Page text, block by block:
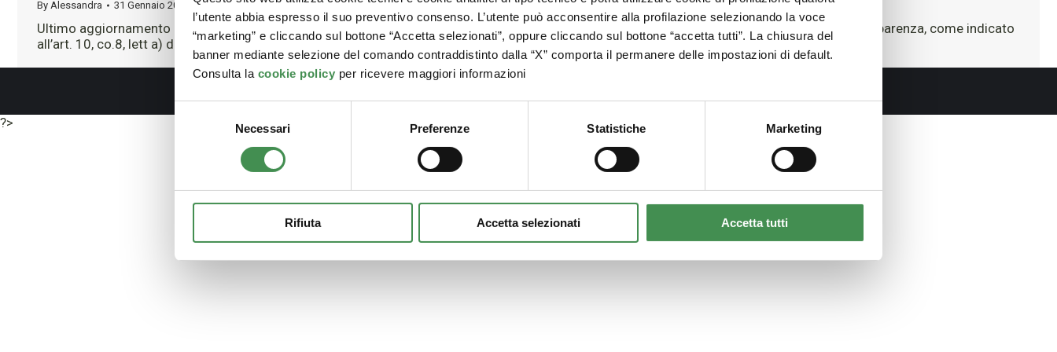
l’utente abbia espresso il suo preventivo consenso. L’utente può acconsentire alla profilazione selezionando la voce
“marketing” e cliccando sul bottone “Accetta selezionati”, oppure cliccando sul bottone “accetta tutti”. La chiusura del
banner mediante selezione del comando contraddistinto dalla “X” comporta il permanere delle impostazioni di default.
Consulta la cookie policy per ricevere maggiori informazioni
Necessari Preferenze Statistiche Marketing
Rifiuta Accetta selezionati Accetta tutti
By Alessandra 31 Gennaio 2019
Ultimo aggiornamento Giugno 3rd, 2026 alle ore 10:19 amSezione contenente il Piano triennale per la prevenzione della corruzione e della trasparenza, come indicato
all’art. 10, co.8, lett a) del d.lgs.…
?>